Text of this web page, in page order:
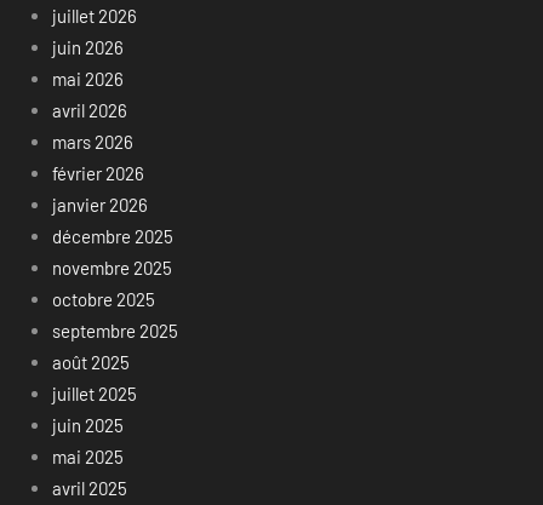
juillet 2026
juin 2026
mai 2026
avril 2026
mars 2026
février 2026
janvier 2026
décembre 2025
novembre 2025
octobre 2025
septembre 2025
août 2025
juillet 2025
juin 2025
mai 2025
avril 2025